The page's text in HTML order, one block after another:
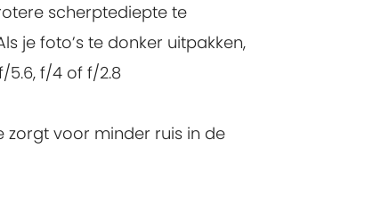
scherptediepte te
je foto’s te donker uitpakken,
f/4 of f/2.8
zorgt voor minder ruis in de